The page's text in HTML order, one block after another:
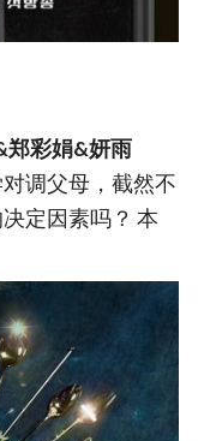
郑彩娟&妍雨
调父母，截然不
定因素吗？ 本